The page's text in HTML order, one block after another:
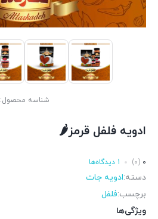
شناسه محصول:
ادویه فلفل قرمز🌶
0
(0) 1 دیدگاه‌ها
دسته:ادويه جات
برچسب:فلفل
ویژگی‌ها